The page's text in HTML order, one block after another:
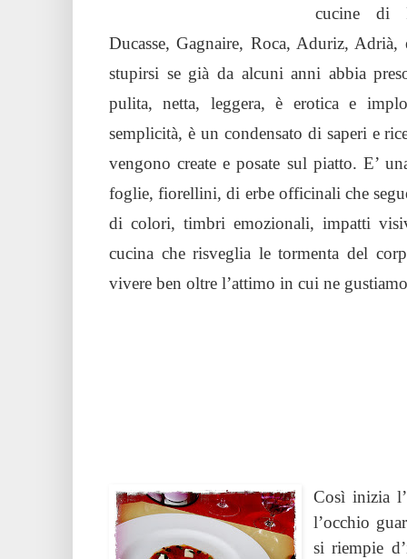
cucine di
Ducasse, Gagnaire, Roca, Aduriz,
stupirsi se già da alcuni anni abbia
pulita, netta, leggera, è erotica e
semplicità, è un condensato di saperi e
vengono create e posate sul piatto. E’
foglie, fiorellini, di erbe officinali che
di colori, timbri emozionali, impatti
cucina che risveglia le tormenta del
vivere ben oltre l’attimo in cui ne
Così inizia
l’occhio
si riempie